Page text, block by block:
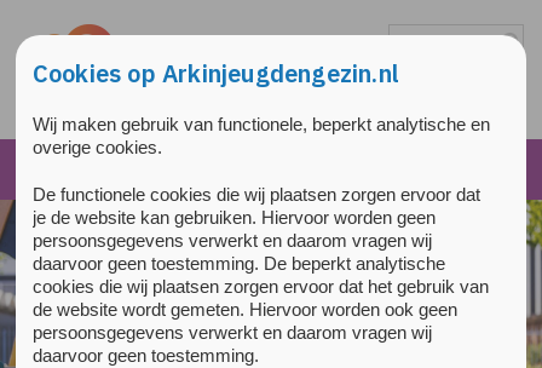
Cookies op Arkinjeugdengezin.nl
Wij maken gebruik van functionele, beperkt analytische en
overige cookies.
De functionele cookies die wij plaatsen zorgen ervoor dat
je de website kan gebruiken. Hiervoor worden geen
persoonsgegevens verwerkt en daarom vragen wij
daarvoor geen toestemming. De beperkt analytische
cookies die wij plaatsen zorgen ervoor dat het gebruik van
de website wordt gemeten. Hiervoor worden ook geen
persoonsgegevens verwerkt en daarom vragen wij
daarvoor geen toestemming.